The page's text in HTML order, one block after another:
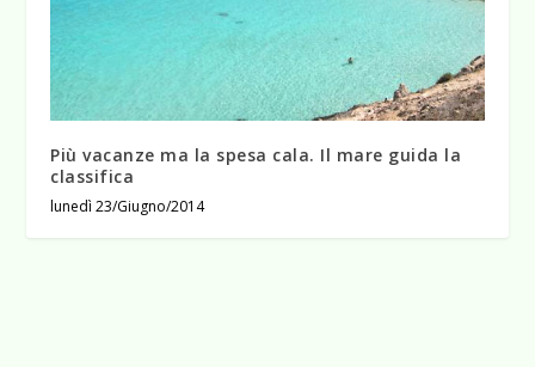
Più vacanze ma la spesa cala. Il mare guida la
classifica
lunedì 23/Giugno/2014